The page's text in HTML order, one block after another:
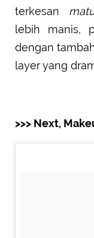
terkesan
lebih manis,
dengan
layer yang
>>> Next,